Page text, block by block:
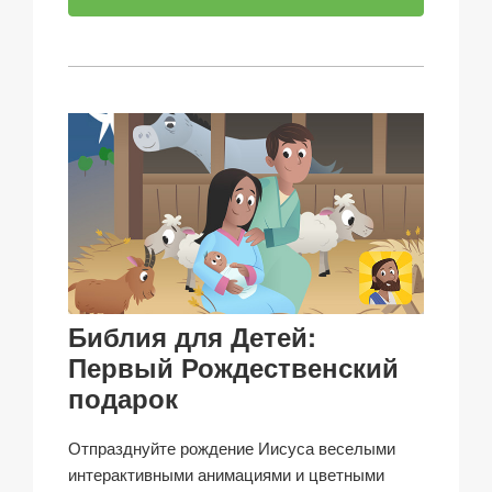
Библия для Детей:
Первый Рождественский
подарок
Отпразднуйте рождение Иисуса веселыми
интерактивными анимациями и цветными